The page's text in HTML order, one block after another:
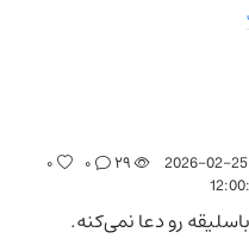
2026-02-25
۲۹ ۰ ۰
رو دعا نمی‌کنه.